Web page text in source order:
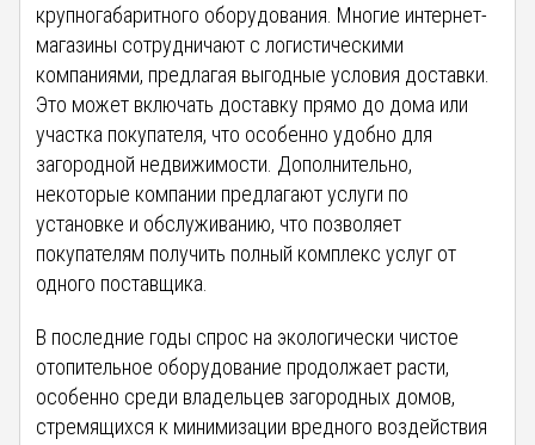
крупногабаритного оборудования. Многие интернет-
магазины сотрудничают с логистическими
компаниями, предлагая выгодные условия доставки.
Это может включать доставку прямо до дома или
участка покупателя, что особенно удобно для
загородной недвижимости. Дополнительно,
некоторые компании предлагают услуги по
установке и обслуживанию, что позволяет
покупателям получить полный комплекс услуг от
одного поставщика.
В последние годы спрос на экологически чистое
отопительное оборудование продолжает расти,
особенно среди владельцев загородных домов,
стремящихся к минимизации вредного воздействия